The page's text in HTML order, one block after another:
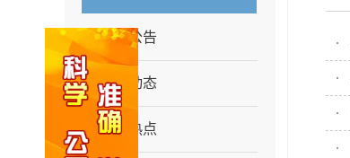
通知公告
院务动态
近日热点